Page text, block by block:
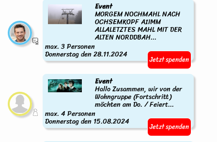
Event
MORGEM NOCHMAHL NACH
OCHSEMKOPF AIIMM
ALLALETZTES MAHL MIT DER
ALTEN NORDDBAH...
max. 3 Personen
Donnerstag den 28.11.2024 Jetzt spenden
Event
Hallo Zusammen, wir von der
Wohngruppe (Fortschritt)
möchten am Do. / Feiert...
max. 4 Personen
Donnerstag den 15.08.2024 Jetzt spenden